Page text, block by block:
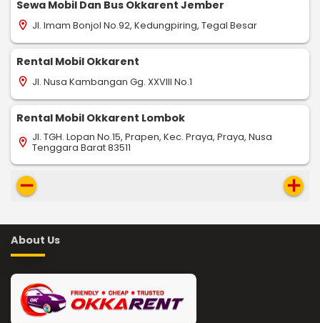
Sewa Mobil Dan Bus Okkarent Jember
location_on Jl. Imam Bonjol No.92, Kedungpiring, Tegal Besar
Rental Mobil Okkarent
location_on Jl. Nusa Kambangan Gg. XXVIII No.1
Rental Mobil Okkarent Lombok
location_on Jl. TGH. Lopan No.15, Prapen, Kec. Praya, Praya, Nusa
Tenggara Barat 83511
remove add
About Us